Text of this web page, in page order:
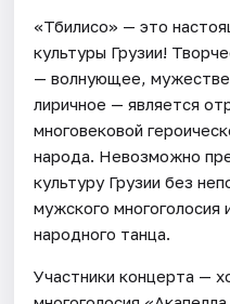
«Тбилисо» — это
культуры Грузии!
— волнующее,
лиричное — является
многовековой
народа. Невозможно
культуру Грузии без
мужского многоголосия
народного танца.
Участники концерта —